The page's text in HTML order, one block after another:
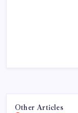
Other Articles